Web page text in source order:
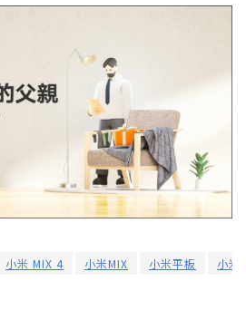
小米 MIX 4 小米MIX 小米平板 小米